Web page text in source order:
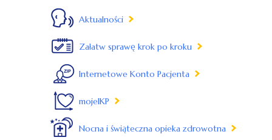
Aktualności
Załatw sprawę krok po kroku
Internetowe Konto Pacjenta
mojeIKP
Nocna i świąteczna opieka zdrowotna